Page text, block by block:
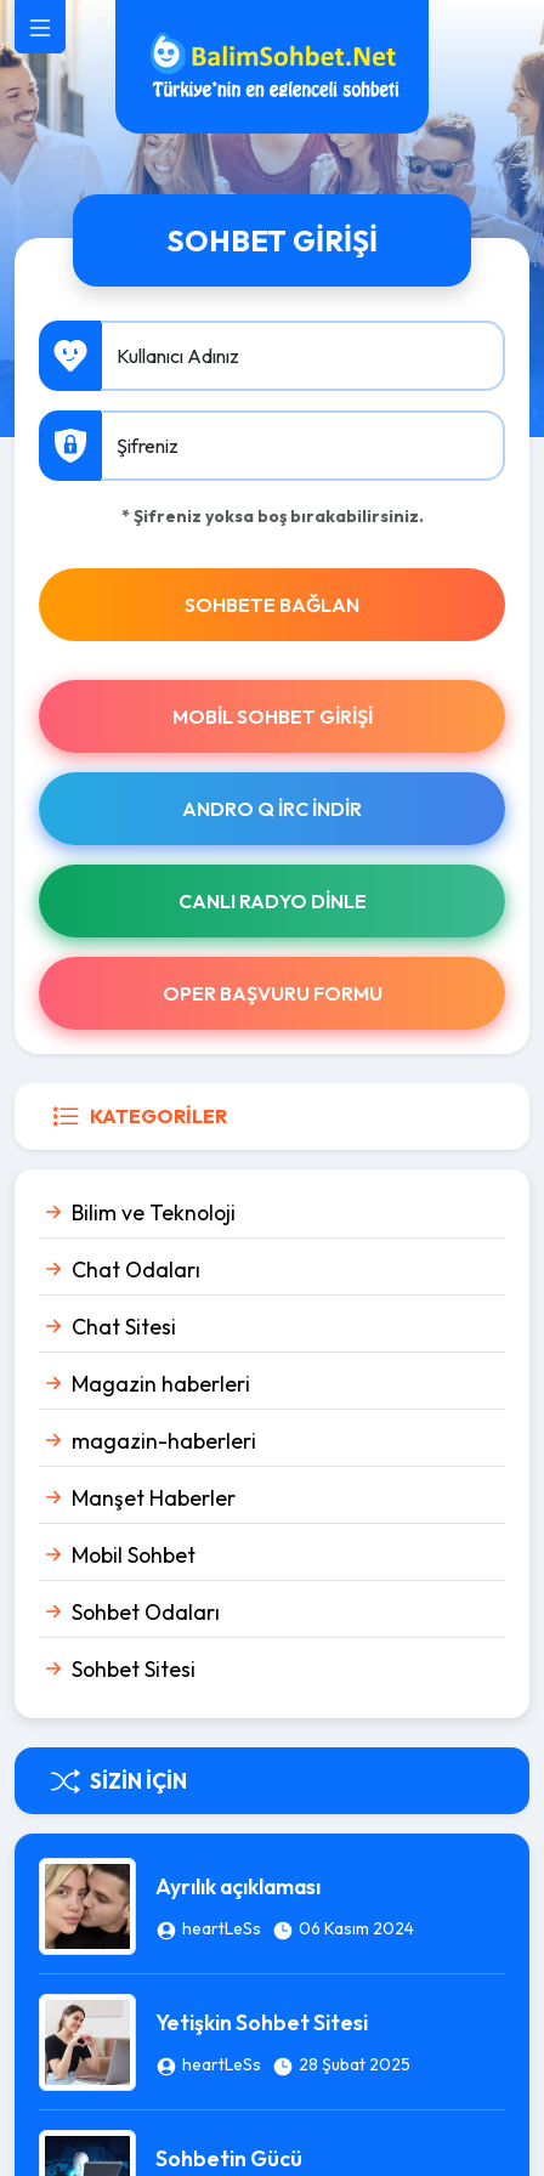
SOHBET GIRIŞI
Kullanıcı Adınız
Şifreniz
* Şifreniz yoksa boş bırakabilirsiniz.
SOHBETE BAĞLAN
MOBIL SOHBET GIRIŞI
ANDRO Q İRC INDIR
CANLI RADYO DINLE
OPER BAŞVURU FORMU
KATEGORILER
Bilim ve Teknoloji
Chat Odaları
Chat Sitesi
Magazin haberleri
magazin-haberleri
Manşet Haberler
Mobil Sohbet
Sohbet Odaları
Sohbet Sitesi
SIZIN İÇIN
Ayrılık açıklaması
heartLeSs 06 Kasım 2024
Yetişkin Sohbet Sitesi
heartLeSs 28 Şubat 2025
Sohbetin Gücü